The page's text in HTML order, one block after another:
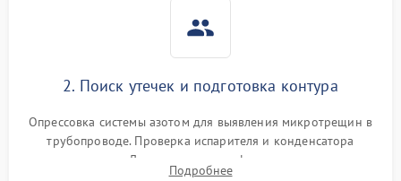
2. Поиск утечек и подготовка контура
Опрессовка системы азотом для выявления микротрещин в
трубопроводе. Проверка испарителя и конденсатора
течеискателем. Демонтаж старого фильтра-осушителя и
Подробнее